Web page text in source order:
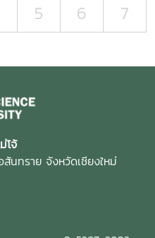
5 6 7
โจ้
นทราย จังหวัดเชียงใหม่